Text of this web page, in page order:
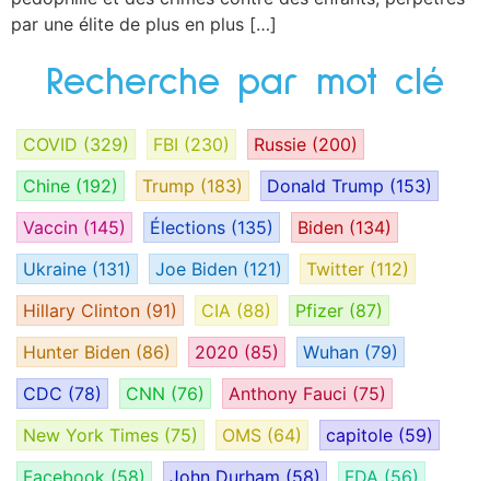
par une élite de plus en plus […]
Recherche par mot clé
COVID (329) FBI (230) Russie (200)
Chine (192) Trump (183) Donald Trump (153)
Vaccin (145) Élections (135) Biden (134)
Ukraine (131) Joe Biden (121) Twitter (112)
Hillary Clinton (91) CIA (88) Pfizer (87)
Hunter Biden (86) 2020 (85) Wuhan (79)
CDC (78) CNN (76) Anthony Fauci (75)
New York Times (75) OMS (64) capitole (59)